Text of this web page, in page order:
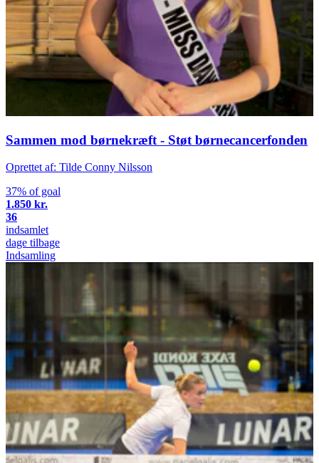
Sammen mod børnekræft - Støt børnecancerfonden
Oprettet af: Tilde Conny Nilsson
37% of goal
1.850 kr.
36
indsamlet
dage tilbage
Indsamling